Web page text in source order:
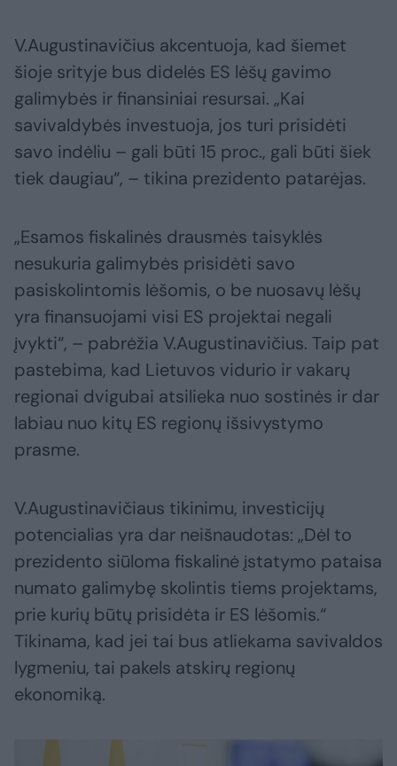
V.Augustinavičius akcentuoja, kad šiemet
šioje srityje bus didelės ES lėšų gavimo
galimybės ir finansiniai resursai. „Kai
savivaldybės investuoja, jos turi prisidėti
savo indėliu – gali būti 15 proc., gali būti šiek
tiek daugiau“, – tikina prezidento patarėjas.
„Esamos fiskalinės drausmės taisyklės
nesukuria galimybės prisidėti savo
pasiskolintomis lėšomis, o be nuosavų lėšų
yra finansuojami visi ES projektai negali
įvykti“, – pabrėžia V.Augustinavičius. Taip pat
pastebima, kad Lietuvos vidurio ir vakarų
regionai dvigubai atsilieka nuo sostinės ir dar
labiau nuo kitų ES regionų išsivystymo
prasme.
V.Augustinavičiaus tikinimu, investicijų
potencialias yra dar neišnaudotas: „Dėl to
prezidento siūloma fiskalinė įstatymo pataisa
numato galimybę skolintis tiems projektams,
prie kurių būtų prisidėta ir ES lėšomis.“
Tikinama, kad jei tai bus atliekama savivaldos
lygmeniu, tai pakels atskirų regionų
ekonomiką.